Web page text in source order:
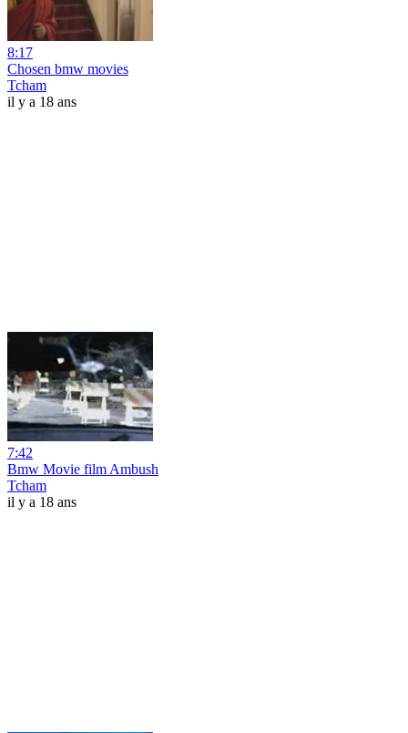
8:17
Chosen bmw movies
Tcham
il y a 18 ans
7:42
Bmw Movie film Ambush
Tcham
il y a 18 ans